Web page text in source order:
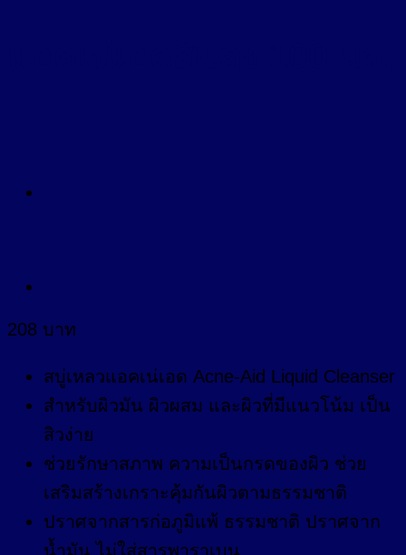
208 บาท
สบู่เหลวแอคเน่เอด Acne-Aid Liquid Cleanser
สำหรับผิวมัน ผิวผสม และผิวที่มีแนวโน้ม เป็น
สิวง่าย
ช่วยรักษาสภาพ ความเป็นกรดของผิว ช่วย
เสริมสร้างเกราะคุ้มกันผิวตามธรรมชาติ
ปราศจากสารก่อภูมิแพ้ ธรรมชาติ ปราศจาก
น้ำมัน ไม่ใส่สารพาราเบน